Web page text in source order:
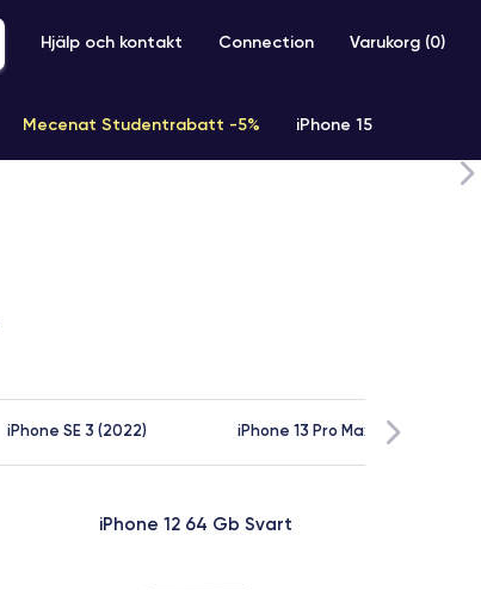
Hjälp och kontakt Connection Varukorg (0)
Mecenat Studentrabatt -5% iPhone 15
iPhone SE 3 (2022) iPhone 13 Pro Max
iPhone 12 64 Gb Svart